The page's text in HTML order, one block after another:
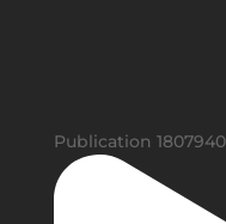
Publication